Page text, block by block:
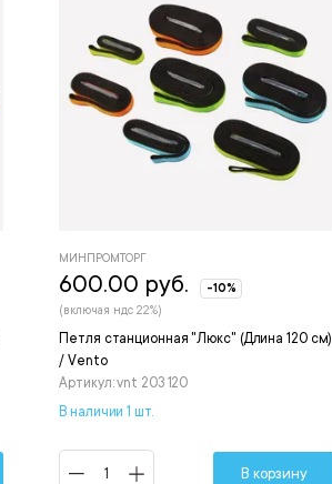
Петля станционная "Люкс" (Длина 120 см)
/ Vento
Артикул: vnt 203 120
МИНПРОМТОРГ
600.00 руб.
-10%
(включая ндс 22%)
В наличии 1 шт.
В корзину